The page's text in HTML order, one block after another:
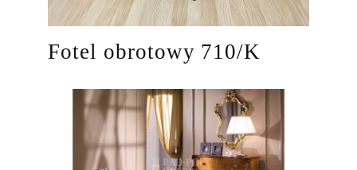
Fotel obrotowy 710/K